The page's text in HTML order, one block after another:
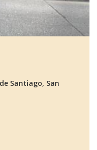
Santiago, San